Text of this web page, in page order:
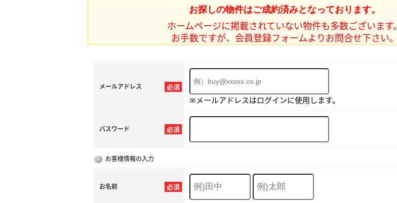
お探しの物件はご成約済みとなっております。
ホームページに掲載されていない物件も多数ございます。
お手数ですが、会員登録フォームよりお問合せ下さい。
必須
メールアドレス
※メールアドレスはログインに使用します。
必須
パスワード
お客様情報の入力
必須
お名前